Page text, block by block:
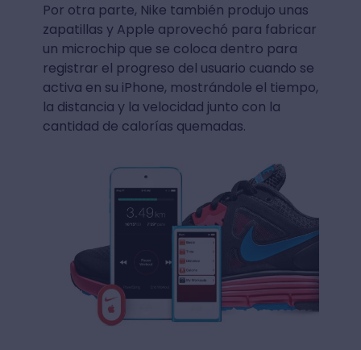
Por otra parte, Nike también produjo unas
zapatillas y Apple aprovechó para fabricar
un microchip que se coloca dentro para
registrar el progreso del usuario cuando se
activa en su iPhone, mostrándole el tiempo,
la distancia y la velocidad junto con la
cantidad de calorías quemadas.